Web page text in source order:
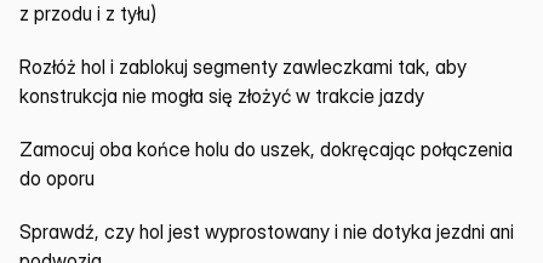
z przodu i z tyłu)
Rozłóż hol i zablokuj segmenty zawleczkami tak, aby
konstrukcja nie mogła się złożyć w trakcie jazdy
Zamocuj oba końce holu do uszek, dokręcając połączenia
do oporu
Sprawdź, czy hol jest wyprostowany i nie dotyka jezdni ani